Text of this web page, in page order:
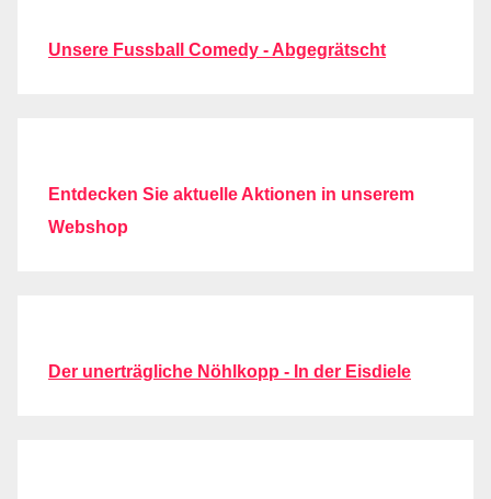
Unsere Fussball Comedy - Abgegrätscht
Entdecken Sie aktuelle Aktionen in unserem
Webshop
Der unerträgliche Nöhlkopp - In der Eisdiele